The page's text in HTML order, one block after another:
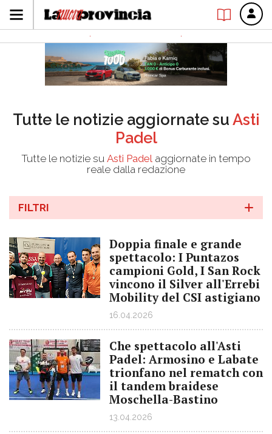
Tutte le notizie aggiornate su Asti
Padel
Tutte le notizie su Asti Padel aggiornate in tempo
reale dalla redazione
FILTRI
Doppia finale e grande
spettacolo: I Puntazos
campioni Gold, I San Rock
vincono il Silver all'Errebi
Mobility del CSI astigiano
16.04.2026
Che spettacolo all'Asti
Padel: Armosino e Labate
trionfano nel rematch con
il tandem braidese
Moschella-Bastino
13.04.2026